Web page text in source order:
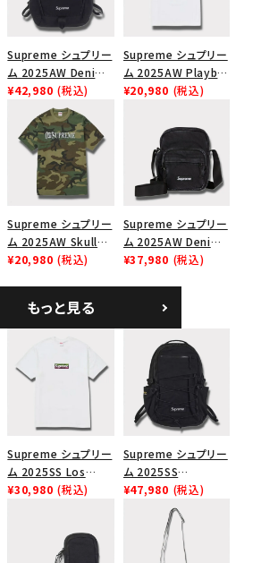
Supreme シュプリー
ム 2025AW Denim
Backpack デニム バ
ックパック ブラック
¥42,980 (税込)
Supreme シュプリー
ム 2025AW Playboi
Carti Tee プレイボ
¥20,980 (税込)
Supreme シュプリー
ム 2025AW Skull
Tee スカル Tシャ
¥20,980 (税込)
Supreme シュプリー
ム 2025AW Denim
Shoulder Bag デニ
¥37,980 (税込)
もっと見る
Supreme シュプリー
ム 2025SS Los
Angeles Fire Relief
スロゴTシャツ ホワ
¥30,980 (税込)
Supreme シュプリー
ム 2025SS
Backpack バックパッ
ク ブラック 黒
¥47,980 (税込)